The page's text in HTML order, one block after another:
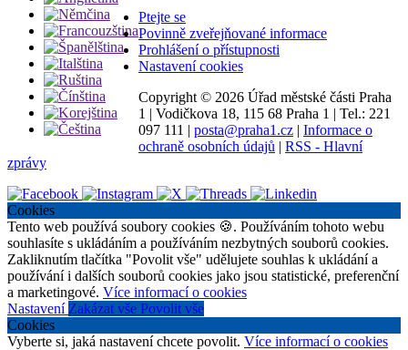
Ptejte se
Povinně zveřejňované informace
Prohlášení o přístupnosti
Nastavení cookies
Copyright © 2026 Úřad městské části Praha
1 | Vodičkova 18, 115 68 Praha 1 | Tel.: 221
097 111 | posta@praha1.cz | Informace o
ochraně osobních údajů | RSS - Hlavní
zprávy
Cookies
Tento web používá soubory cookies 🍪. Používáním tohoto webu
souhlasíte s ukládáním a používáním nezbytných souborů cookies.
Zakliknutím tlačítka "Povolit vše" udělujete souhlas k ukládání a
používání i dalších souborů cookies jako jsou statistické, preferenční
a marketingové. Více informací o cookies
Nastavení Zakázat vše Povolit vše
Cookies
Vyberte si, jaká nastavení chcete povolit. Více informací o cookies